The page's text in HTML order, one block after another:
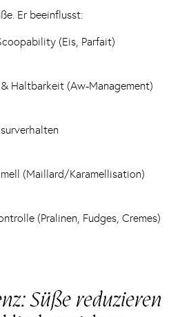
Er beeinflusst:
(Eis, Parfait)
Haltbarkeit (Aw-Management)
(Maillard/Karamellisation)
(Pralinen, Fudges, Cremes)
Süße reduzieren